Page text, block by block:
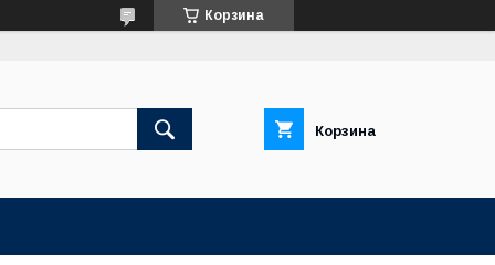
Корзина
Корзина